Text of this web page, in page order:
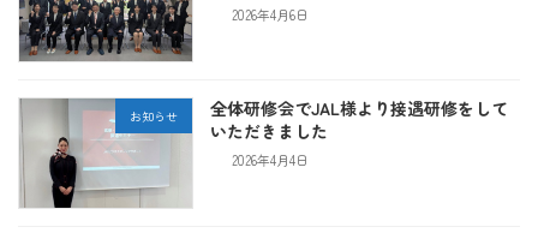
2026年4月6日
お知らせ
全体研修会でJAL様より接遇研修をして
いただきました
2026年4月4日